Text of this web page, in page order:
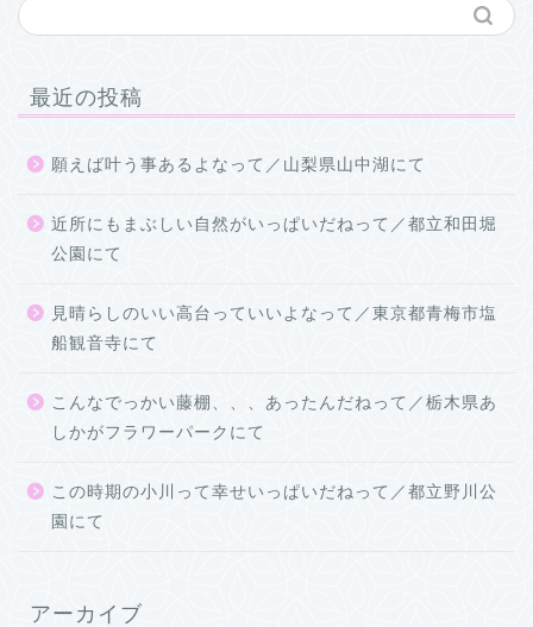
最近の投稿
願えば叶う事あるよなって／山梨県山中湖にて
近所にもまぶしい自然がいっぱいだねって／都立和田堀
公園にて
見晴らしのいい高台っていいよなって／東京都青梅市塩
船観音寺にて
こんなでっかい藤棚、、、あったんだねって／栃木県あ
しかがフラワーパークにて
この時期の小川って幸せいっぱいだねって／都立野川公
園にて
アーカイブ